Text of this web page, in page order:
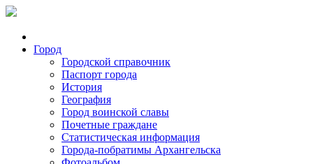
Город
Городской справочник
Паспорт города
История
География
Город воинской славы
Почетные граждане
Статистическая информация
Города-побратимы Архангельска